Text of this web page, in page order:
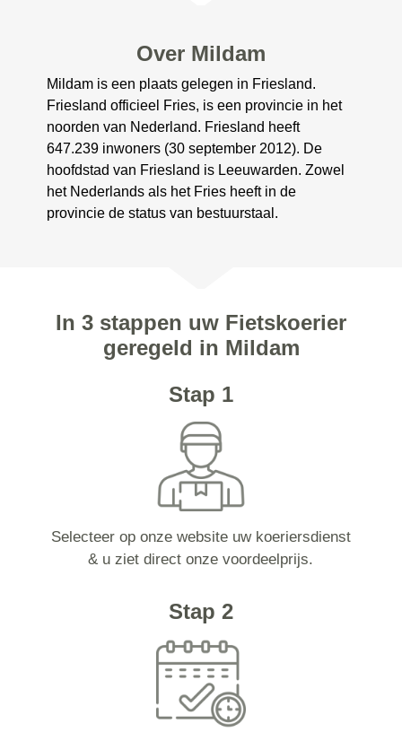
Over Mildam
Mildam is een plaats gelegen in Friesland.
Friesland officieel Fries, is een provincie in het
noorden van Nederland. Friesland heeft
647.239 inwoners (30 september 2012). De
hoofdstad van Friesland is Leeuwarden. Zowel
het Nederlands als het Fries heeft in de
provincie de status van bestuurstaal.
In 3 stappen uw Fietskoerier
geregeld in Mildam
Stap 1
Selecteer op onze website uw koeriersdienst
& u ziet direct onze voordeelprijs.
Stap 2